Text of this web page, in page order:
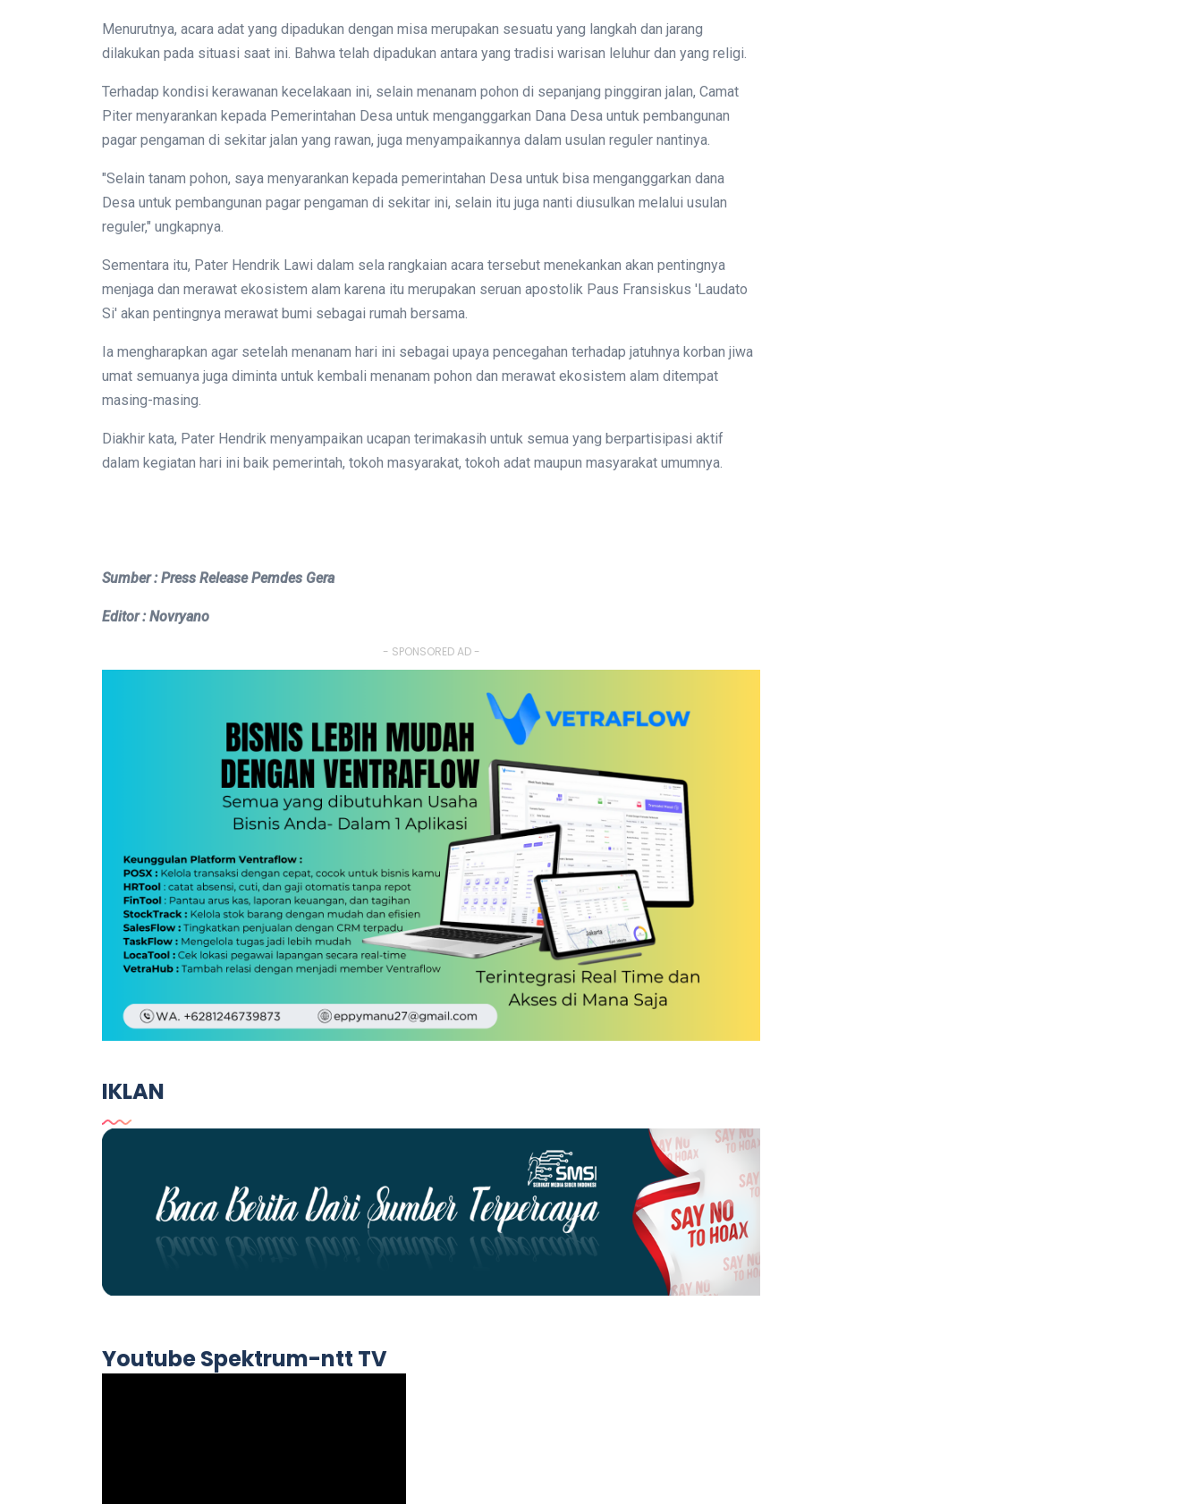
Menurutnya, acara adat yang dipadukan dengan misa merupakan sesuatu yang langkah dan jarang
dilakukan pada situasi saat ini. Bahwa telah dipadukan antara yang tradisi warisan leluhur dan yang religi.
Terhadap kondisi kerawanan kecelakaan ini, selain menanam pohon di sepanjang pinggiran jalan, Camat
Piter menyarankan kepada Pemerintahan Desa untuk menganggarkan Dana Desa untuk pembangunan
pagar pengaman di sekitar jalan yang rawan, juga menyampaikannya dalam usulan reguler nantinya.
"Selain tanam pohon, saya menyarankan kepada pemerintahan Desa untuk bisa menganggarkan dana
Desa untuk pembangunan pagar pengaman di sekitar ini, selain itu juga nanti diusulkan melalui usulan
reguler," ungkapnya.
Sementara itu, Pater Hendrik Lawi dalam sela rangkaian acara tersebut menekankan akan pentingnya
menjaga dan merawat ekosistem alam karena itu merupakan seruan apostolik Paus Fransiskus 'Laudato
Si' akan pentingnya merawat bumi sebagai rumah bersama.
Ia mengharapkan agar setelah menanam hari ini sebagai upaya pencegahan terhadap jatuhnya korban jiwa
umat semuanya juga diminta untuk kembali menanam pohon dan merawat ekosistem alam ditempat
masing-masing.
Diakhir kata, Pater Hendrik menyampaikan ucapan terimakasih untuk semua yang berpartisipasi aktif
dalam kegiatan hari ini baik pemerintah, tokoh masyarakat, tokoh adat maupun masyarakat umumnya.
Sumber : Press Release Pemdes Gera
Editor : Novryano
- SPONSORED AD -
IKLAN
Youtube Spektrum-ntt TV